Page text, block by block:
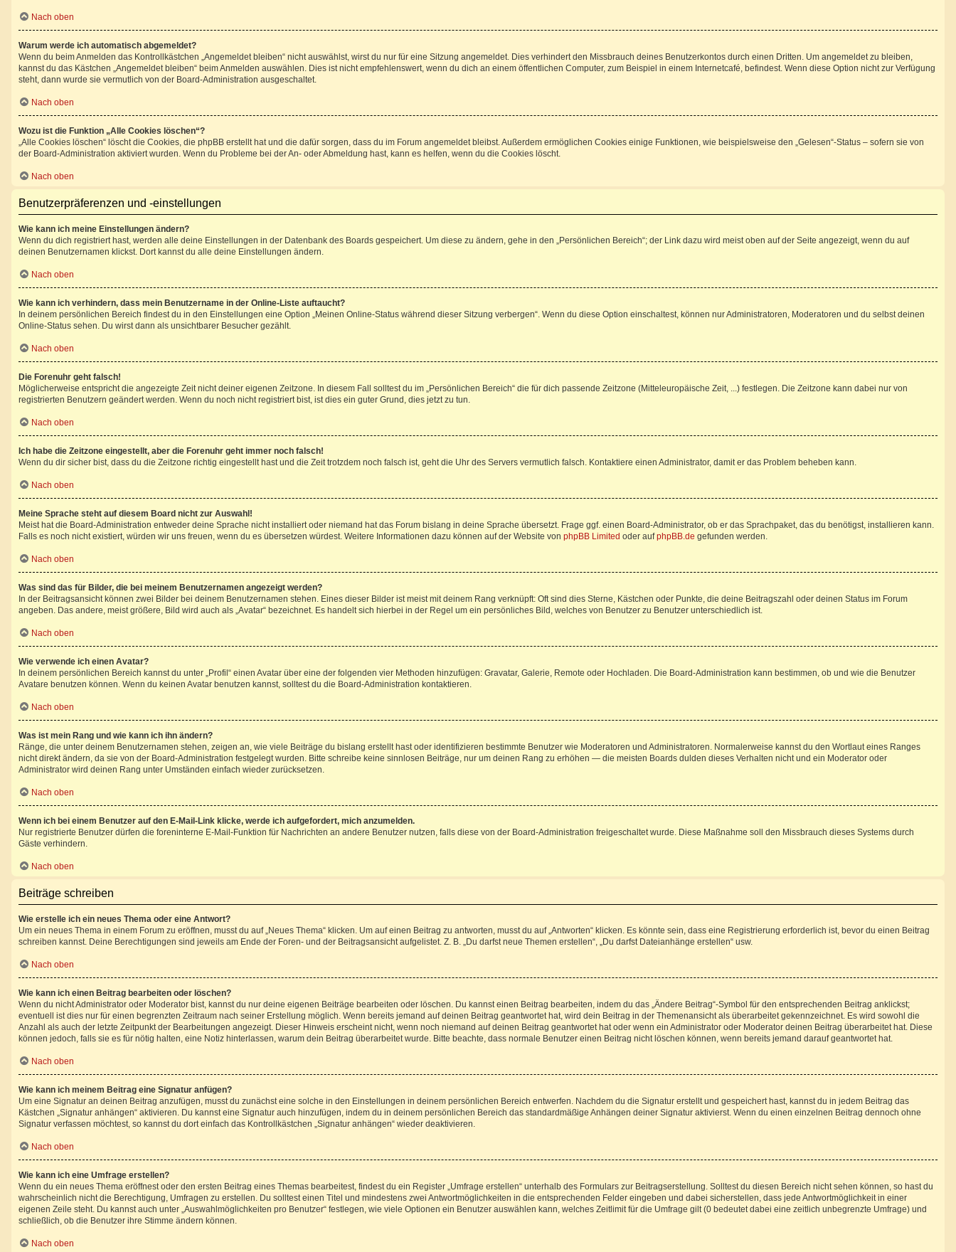
Nach oben
Warum werde ich automatisch abgemeldet?
Wenn du beim Anmelden das Kontrollkästchen „Angemeldet bleiben“ nicht auswählst, wirst du nur für eine Sitzung angemeldet. Dies verhindert den Missbrauch deines Benutzerkontos durch einen Dritten. Um angemeldet zu bleiben,
kannst du das Kästchen „Angemeldet bleiben“ beim Anmelden auswählen. Dies ist nicht empfehlenswert, wenn du dich an einem öffentlichen Computer, zum Beispiel in einem Internetcafé, befindest. Wenn diese Option nicht zur Verfügung
steht, dann wurde sie vermutlich von der Board-Administration ausgeschaltet.
Nach oben
Wozu ist die Funktion „Alle Cookies löschen“?
„Alle Cookies löschen“ löscht die Cookies, die phpBB erstellt hat und die dafür sorgen, dass du im Forum angemeldet bleibst. Außerdem ermöglichen Cookies einige Funktionen, wie beispielsweise den „Gelesen“-Status – sofern sie von
der Board-Administration aktiviert wurden. Wenn du Probleme bei der An- oder Abmeldung hast, kann es helfen, wenn du die Cookies löscht.
Nach oben
Benutzerpräferenzen und -einstellungen
Wie kann ich meine Einstellungen ändern?
Wenn du dich registriert hast, werden alle deine Einstellungen in der Datenbank des Boards gespeichert. Um diese zu ändern, gehe in den „Persönlichen Bereich“; der Link dazu wird meist oben auf der Seite angezeigt, wenn du auf
deinen Benutzernamen klickst. Dort kannst du alle deine Einstellungen ändern.
Nach oben
Wie kann ich verhindern, dass mein Benutzername in der Online-Liste auftaucht?
In deinem persönlichen Bereich findest du in den Einstellungen eine Option „Meinen Online-Status während dieser Sitzung verbergen“. Wenn du diese Option einschaltest, können nur Administratoren, Moderatoren und du selbst deinen
Online-Status sehen. Du wirst dann als unsichtbarer Besucher gezählt.
Nach oben
Die Forenuhr geht falsch!
Möglicherweise entspricht die angezeigte Zeit nicht deiner eigenen Zeitzone. In diesem Fall solltest du im „Persönlichen Bereich“ die für dich passende Zeitzone (Mitteleuropäische Zeit, ...) festlegen. Die Zeitzone kann dabei nur von
registrierten Benutzern geändert werden. Wenn du noch nicht registriert bist, ist dies ein guter Grund, dies jetzt zu tun.
Nach oben
Ich habe die Zeitzone eingestellt, aber die Forenuhr geht immer noch falsch!
Wenn du dir sicher bist, dass du die Zeitzone richtig eingestellt hast und die Zeit trotzdem noch falsch ist, geht die Uhr des Servers vermutlich falsch. Kontaktiere einen Administrator, damit er das Problem beheben kann.
Nach oben
Meine Sprache steht auf diesem Board nicht zur Auswahl!
Meist hat die Board-Administration entweder deine Sprache nicht installiert oder niemand hat das Forum bislang in deine Sprache übersetzt. Frage ggf. einen Board-Administrator, ob er das Sprachpaket, das du benötigst, installieren kann.
Falls es noch nicht existiert, würden wir uns freuen, wenn du es übersetzen würdest. Weitere Informationen dazu können auf der Website von phpBB Limited oder aufphpBB.de gefunden werden.
Nach oben
Was sind das für Bilder, die bei meinem Benutzernamen angezeigt werden?
In der Beitragsansicht können zwei Bilder bei deinem Benutzernamen stehen. Eines dieser Bilder ist meist mit deinem Rang verknüpft: Oft sind dies Sterne, Kästchen oder Punkte, die deine Beitragszahl oder deinen Status im Forum
angeben. Das andere, meist größere, Bild wird auch als „Avatar“ bezeichnet. Es handelt sich hierbei in der Regel um ein persönliches Bild, welches von Benutzer zu Benutzer unterschiedlich ist.
Nach oben
Wie verwende ich einen Avatar?
In deinem persönlichen Bereich kannst du unter „Profil“ einen Avatar über eine der folgenden vier Methoden hinzufügen: Gravatar, Galerie, Remote oder Hochladen. Die Board-Administration kann bestimmen, ob und wie die Benutzer
Avatare benutzen können. Wenn du keinen Avatar benutzen kannst, solltest du die Board-Administration kontaktieren.
Nach oben
Was ist mein Rang und wie kann ich ihn ändern?
Ränge, die unter deinem Benutzernamen stehen, zeigen an, wie viele Beiträge du bislang erstellt hast oder identifizieren bestimmte Benutzer wie Moderatoren und Administratoren. Normalerweise kannst du den Wortlaut eines Ranges
nicht direkt ändern, da sie von der Board-Administration festgelegt wurden. Bitte schreibe keine sinnlosen Beiträge, nur um deinen Rang zu erhöhen — die meisten Boards dulden dieses Verhalten nicht und ein Moderator oder
Administrator wird deinen Rang unter Umständen einfach wieder zurücksetzen.
Nach oben
Wenn ich bei einem Benutzer auf den E-Mail-Link klicke, werde ich aufgefordert, mich anzumelden.
Nur registrierte Benutzer dürfen die foreninterne E-Mail-Funktion für Nachrichten an andere Benutzer nutzen, falls diese von der Board-Administration freigeschaltet wurde. Diese Maßnahme soll den Missbrauch dieses Systems durch
Gäste verhindern.
Nach oben
Beiträge schreiben
Wie erstelle ich ein neues Thema oder eine Antwort?
Um ein neues Thema in einem Forum zu eröffnen, musst du auf „Neues Thema“ klicken. Um auf einen Beitrag zu antworten, musst du auf „Antworten“ klicken. Es könnte sein, dass eine Registrierung erforderlich ist, bevor du einen Beitrag
schreiben kannst. Deine Berechtigungen sind jeweils am Ende der Foren- und der Beitragsansicht aufgelistet. Z. B. „Du darfst neue Themen erstellen“, „Du darfst Dateianhänge erstellen“ usw.
Nach oben
Wie kann ich einen Beitrag bearbeiten oder löschen?
Wenn du nicht Administrator oder Moderator bist, kannst du nur deine eigenen Beiträge bearbeiten oder löschen. Du kannst einen Beitrag bearbeiten, indem du das „Ändere Beitrag“-Symbol für den entsprechenden Beitrag anklickst;
eventuell ist dies nur für einen begrenzten Zeitraum nach seiner Erstellung möglich. Wenn bereits jemand auf deinen Beitrag geantwortet hat, wird dein Beitrag in der Themenansicht als überarbeitet gekennzeichnet. Es wird sowohl die
Anzahl als auch der letzte Zeitpunkt der Bearbeitungen angezeigt. Dieser Hinweis erscheint nicht, wenn noch niemand auf deinen Beitrag geantwortet hat oder wenn ein Administrator oder Moderator deinen Beitrag überarbeitet hat. Diese
können jedoch, falls sie es für nötig halten, eine Notiz hinterlassen, warum dein Beitrag überarbeitet wurde. Bitte beachte, dass normale Benutzer einen Beitrag nicht löschen können, wenn bereits jemand darauf geantwortet hat.
Nach oben
Wie kann ich meinem Beitrag eine Signatur anfügen?
Um eine Signatur an deinen Beitrag anzufügen, musst du zunächst eine solche in den Einstellungen in deinem persönlichen Bereich entwerfen. Nachdem du die Signatur erstellt und gespeichert hast, kannst du in jedem Beitrag das
Kästchen „Signatur anhängen“ aktivieren. Du kannst eine Signatur auch hinzufügen, indem du in deinem persönlichen Bereich das standardmäßige Anhängen deiner Signatur aktivierst. Wenn du einen einzelnen Beitrag dennoch ohne
Signatur verfassen möchtest, so kannst du dort einfach das Kontrollkästchen „Signatur anhängen“ wieder deaktivieren.
Nach oben
Wie kann ich eine Umfrage erstellen?
Wenn du ein neues Thema eröffnest oder den ersten Beitrag eines Themas bearbeitest, findest du ein Register „Umfrage erstellen“ unterhalb des Formulars zur Beitragserstellung. Solltest du diesen Bereich nicht sehen können, so hast du
wahrscheinlich nicht die Berechtigung, Umfragen zu erstellen. Du solltest einen Titel und mindestens zwei Antwortmöglichkeiten in die entsprechenden Felder eingeben und dabei sicherstellen, dass jede Antwortmöglichkeit in einer
eigenen Zeile steht. Du kannst auch unter „Auswahlmöglichkeiten pro Benutzer“ festlegen, wie viele Optionen ein Benutzer auswählen kann, welches Zeitlimit für die Umfrage gilt (0 bedeutet dabei eine zeitlich unbegrenzte Umfrage) und
schließlich, ob die Benutzer ihre Stimme ändern können.
Nach oben